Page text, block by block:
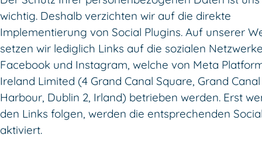
wichtig. Deshalb verzichten wir auf die direkte
Implementierung von Social Plugins. Auf unserer
setzen wir lediglich Links auf die sozialen
Facebook und Instagram, welche von Meta
Ireland Limited (4 Grand Canal Square, Grand Canal
Harbour, Dublin 2, Irland) betrieben werden. Erst
den Links folgen, werden die entsprechenden
aktiviert.